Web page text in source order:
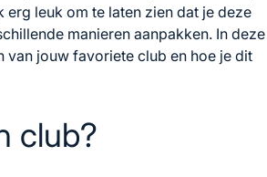
leuk om te laten zien dat je deze
manieren aanpakken. In deze
van jouw favoriete club en hoe je dit
club?